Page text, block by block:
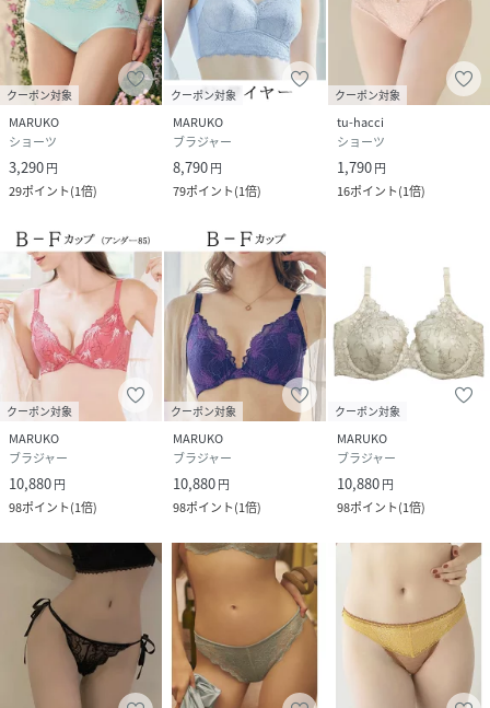
クーポン対象
MARUKO
ショーツ
3,290円
29ポイント(1倍)
クーポン対象
MARUKO
ブラジャー
8,790円
79ポイント(1倍)
クーポン対象
tu-hacci
ショーツ
1,790円
16ポイント(1倍)
クーポン対象
MARUKO
ブラジャー
10,880円
98ポイント(1倍)
クーポン対象
MARUKO
ブラジャー
10,880円
98ポイント(1倍)
クーポン対象
MARUKO
ブラジャー
10,880円
98ポイント(1倍)